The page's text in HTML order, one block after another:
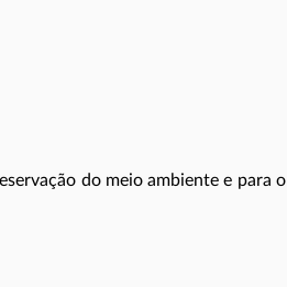
do meio ambiente e para o